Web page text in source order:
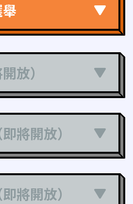
放）
將開放）
將開放）